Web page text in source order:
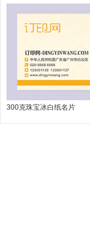
300克珠宝冰白纸名片